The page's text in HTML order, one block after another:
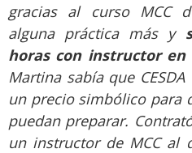
gracias al curso MCC
alguna práctica más y
horas con instructor en
Martina sabía que
un precio simbólico para
puedan preparar.
un instructor de MCC al